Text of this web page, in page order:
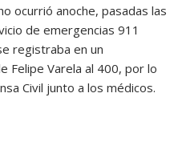
ocurrió anoche, pasadas las
de emergencias 911
registraba en un
Felipe Varela al 400, por lo
Civil junto a los médicos.